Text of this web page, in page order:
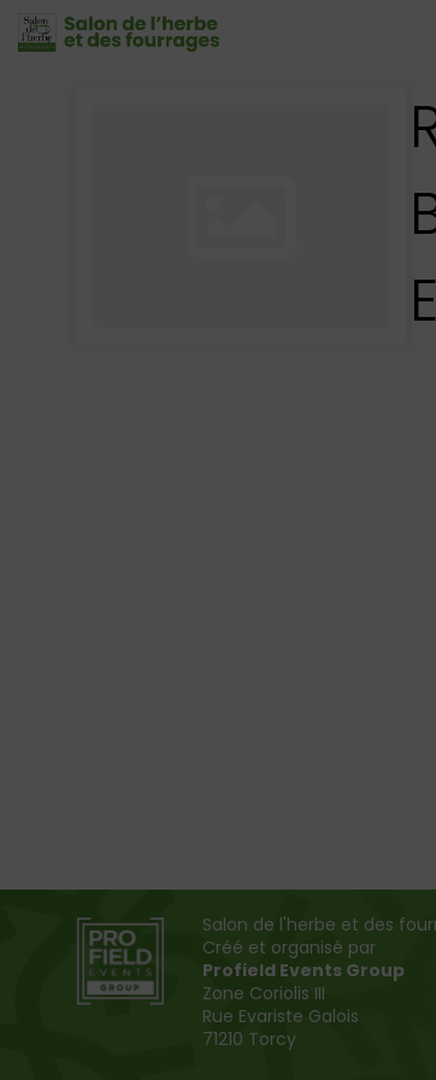
Salon de l'herbe et des
Créé et organisé par
Profield Events Group
Zone Coriolis III
Rue Evariste Galois
71210 Torcy